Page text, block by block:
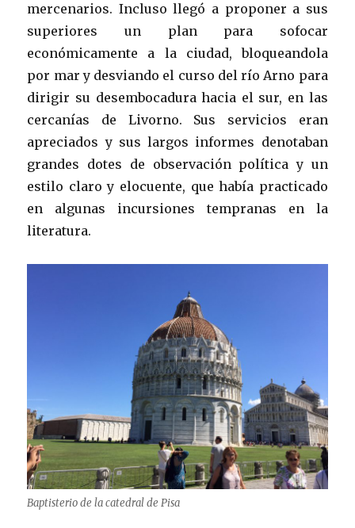
mercenarios. Incluso llegó a proponer a sus
superiores un plan para sofocar
económicamente a la ciudad, bloqueandola
por mar y desviando el curso del río Arno para
dirigir su desembocadura hacia el sur, en las
cercanías de Livorno. Sus servicios eran
apreciados y sus largos informes denotaban
grandes dotes de observación política y un
estilo claro y elocuente, que había practicado
en algunas incursiones tempranas en la
literatura.
Baptisterio de la catedral de Pisa